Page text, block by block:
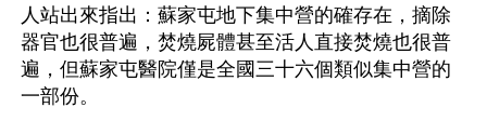
人站出來指出：蘇家屯地下集中營的確存在，摘除
器官也很普遍，焚燒屍體甚至活人直接焚燒也很普
遍，但蘇家屯醫院僅是全國三十六個類似集中營的
一部份。